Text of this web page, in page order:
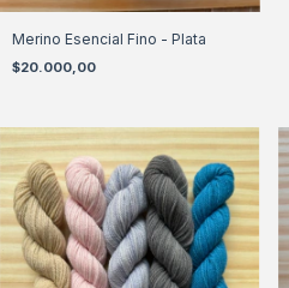
Merino Esencial Fino - Plata
$20.000,00